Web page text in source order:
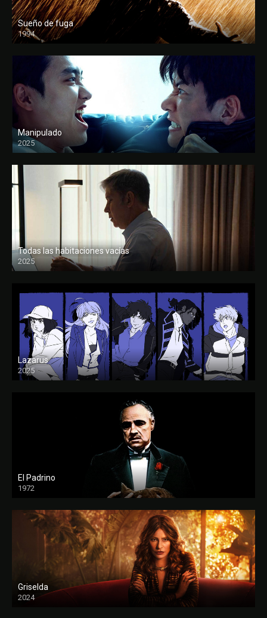
Sueño de fuga
1994
FULL HD
Manipulado
2025
Todas las habitaciones vacías
2025
FULL HD
Lazarus
2025
El Padrino
1972
FULL HD
Griselda
2024